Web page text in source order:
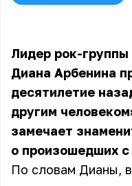
Лидер рок-
Диана Арбенина
десятилетие
другим
замечает
о произошедших с
По словам Дианы,